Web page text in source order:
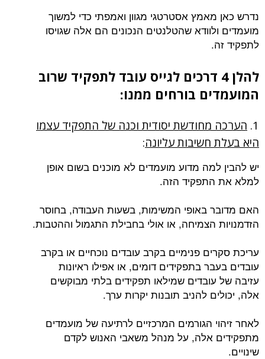
נדרש כאן מאמץ אסטרטגי מגוון ואמפתי כדי למשוך
מועמדים ולוודא שהטלנטים הנכונים הם אלה שגויסו
לתפקיד זה.
להלן 4 דרכים לגייס עובד לתפקיד שרוב
המועמדים בורחים ממנו:
1. הערכה מחודשת יסודית וכנה של התפקיד עצמו
היא בעלת חשיבות עליונה:
יש להבין למה מדוע מועמדים לא מוכנים בשום אופן
למלא את התפקיד הזה.
האם מדובר באופי המשימות, בשעות העבודה, בחוסר
הזדמנויות הצמיחה, או אולי בחבילת התגמול וההטבות.
עריכת סקרים פנימיים בקרב עובדים נוכחיים או בקרב
עובדים בעבר בתפקידים דומים, או אפילו ראיונות
עזיבה של עובדים שמילאו תפקידים בלתי מבוקשים
אלה, יכולים להניב תובנות יקרות ערך.
לאחר זיהוי הגורמים המרכזיים לרתיעה של מועמדים
מתפקידים אלה, על מנהל משאבי האנוש לקדם
שינויים.